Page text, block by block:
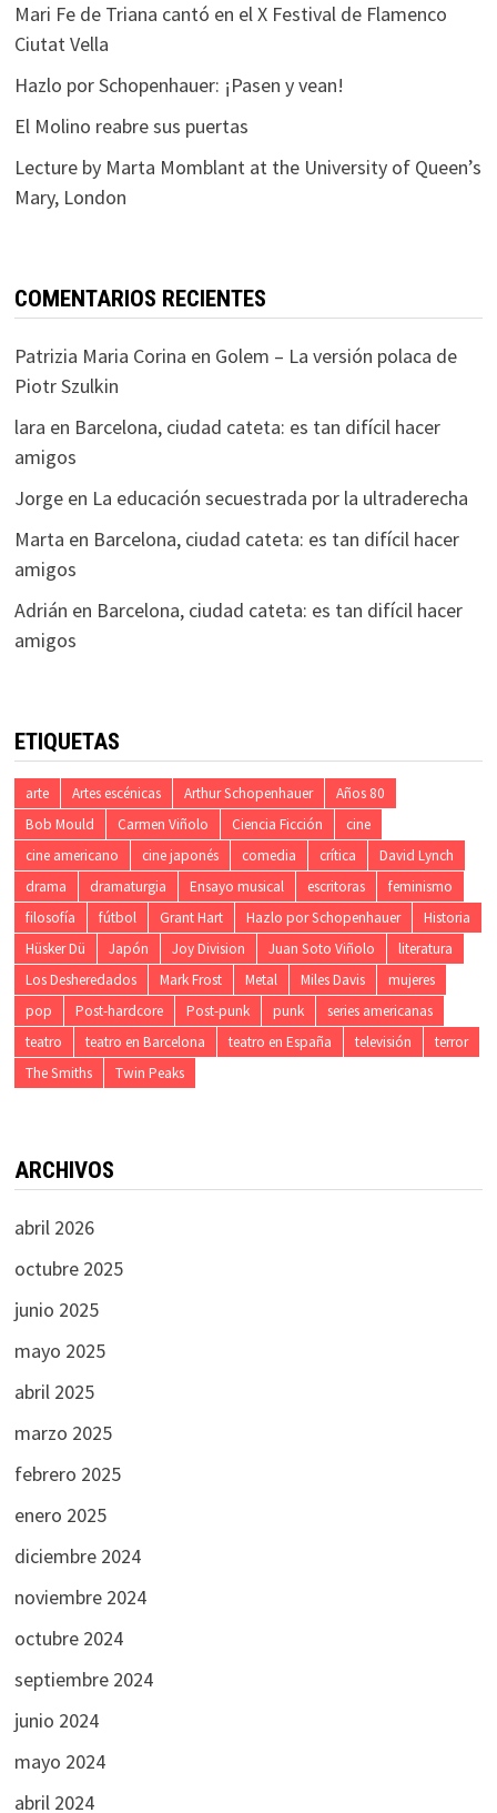
Mari Fe de Triana cantó en el X Festival de Flamenco
Ciutat Vella
Hazlo por Schopenhauer: ¡Pasen y vean!
El Molino reabre sus puertas
Lecture by Marta Momblant at the University of Queen’s
Mary, London
COMENTARIOS RECIENTES
Patrizia Maria Corina en Golem – La versión polaca de
Piotr Szulkin
lara en Barcelona, ciudad cateta: es tan difícil hacer
amigos
Jorgeen La educación secuestrada por la ultraderecha
Marta en Barcelona, ciudad cateta: es tan difícil hacer
amigos
Adrián en Barcelona, ciudad cateta: es tan difícil hacer
amigos
ETIQUETAS
arte Artes escénicas Arthur Schopenhauer
Años 80
Bob Mould
Carmen Viñolo Ciencia Ficción
cine
cine americano
cine japonés comedia crítica
David Lynch
drama
dramaturgia Ensayo musical escritoras
feminismo
filosofía
fútbol Grant Hart Hazlo por Schopenhauer
Historia
Hüsker Dü
Japón Joy Division Juan Soto Viñolo
literatura
Los Desheredados
Mark Frost Metal Miles Davis
mujeres
pop
Post-hardcore Post-punk punk
series americanas
teatro
teatro en Barcelona teatro en España televisión
terror
The Smiths
Twin Peaks
ARCHIVOS
abril 2026
octubre 2025
junio 2025
mayo 2025
abril 2025
marzo 2025
febrero 2025
enero 2025
diciembre 2024
noviembre 2024
octubre 2024
septiembre 2024
junio 2024
mayo 2024
abril 2024